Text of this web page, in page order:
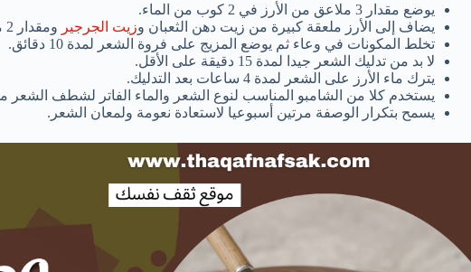
يوضع مقدار 3 ملاعق من الأرز في 2 كوب من الماء.
يضاف إلى الأرز ملعقة كبيرة من زيت دهن الثعبان وزيت الجرجير ومقدار 2 ملعقة كبيرة من جل الصبار.
تخلط المكونات في وعاء ثم يوضع المزيج على فروة الشعر لمدة 10 دقائق.
لا بد من تدليك الشعر جيدا لمدة 15 دقيقة على الأقل.
يترك ماء الأرز على الشعر لمدة 4 ساعات بعد التدليك.
يستخدم كلا من الشامبو المناسب لنوع الشعر والماء الفاتر لشطف الشعر
يسمح بتكرار الوصفة مرتين أسبوعيا لاستعادة نعومة ولمعان الشعر.